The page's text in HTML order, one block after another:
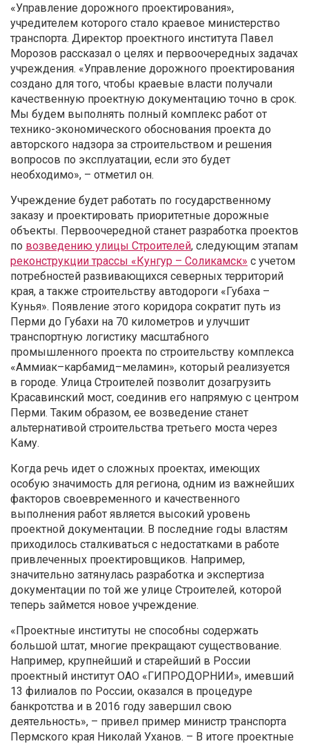
«Управление дорожного проектирования»,
учредителем которого стало краевое министерство
транспорта. Директор проектного института Павел
Морозов рассказал о целях и первоочередных задачах
учреждения. «Управление дорожного проектирования
создано для того, чтобы краевые власти получали
качественную проектную документацию точно в срок.
Мы будем выполнять полный комплекс работ от
технико-экономического обоснования проекта до
авторского надзора за строительством и решения
вопросов по эксплуатации, если это будет
необходимо», – отметил он.
Учреждение будет работать по государственному
заказу и проектировать приоритетные дорожные
объекты. Первоочередной станет разработка проектов
по возведению улицы Строителей, следующим этапам
реконструкции трассы «Кунгур – Соликамск» с учетом
потребностей развивающихся северных территорий
края, а также строительству автодороги «Губаха –
Кунья». Появление этого коридора сократит путь из
Перми до Губахи на 70 километров и улучшит
транспортную логистику масштабного
промышленного проекта по строительству комплекса
«Аммиак–карбамид–меламин», который реализуется
в городе. Улица Строителей позволит дозагрузить
Красавинский мост, соединив его напрямую с центром
Перми. Таким образом, ее возведение станет
альтернативой строительства третьего моста через
Каму.
Когда речь идет о сложных проектах, имеющих
особую значимость для региона, одним из важнейших
факторов своевременного и качественного
выполнения работ является высокий уровень
проектной документации. В последние годы властям
приходилось сталкиваться с недостатками в работе
привлеченных проектировщиков. Например,
значительно затянулась разработка и экспертиза
документации по той же улице Строителей, которой
теперь займется новое учреждение.
«Проектные институты не способны содержать
большой штат, многие прекращают существование.
Например, крупнейший и старейший в России
проектный институт ОАО «ГИПРОДОРНИИ», имевший
13 филиалов по России, оказался в процедуре
банкротства и в 2016 году завершил свою
деятельность», – привел пример министр транспорта
Пермского края Николай Уханов. – В итоге проектные